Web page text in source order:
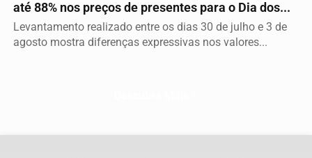
até 88% nos preços de presentes para o Dia dos...
Levantamento realizado entre os dias 30 de julho e 3 de
agosto mostra diferenças expressivas nos valores...